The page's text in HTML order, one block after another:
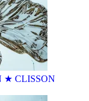
★ CLISSON